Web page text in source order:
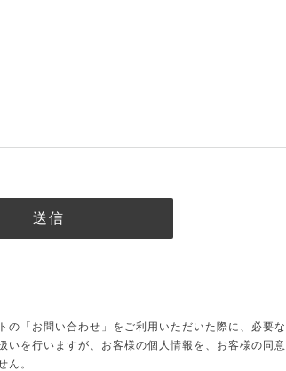
の「お問い合わせ」をご利用いただいた際に、必要な
いを行いますが、お客様の個人情報を、お客様の同意
ん。